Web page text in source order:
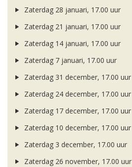
Zaterdag 28 januari, 17.00 uur
Zaterdag 21 januari, 17.00 uur
Zaterdag 14 januari, 17.00 uur
Zaterdag 7 januari, 17.00 uur
Zaterdag 31 december, 17.00 uur
Zaterdag 24 december, 17.00 uur
Zaterdag 17 december, 17.00 uur
Zaterdag 10 december, 17.00 uur
Zaterdag 3 december, 17.00 uur
Zaterdag 26 november, 17.00 uur